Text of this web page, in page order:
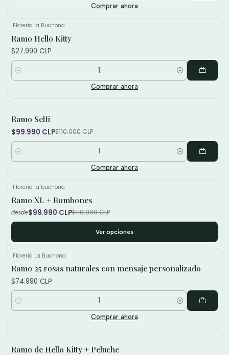
Comprar ahora
|Florería la Buchona
Ramo Hello Kitty
$27.990 CLP
Cantidad
Comprar ahora
-9%
|
Ramo Selfi
$99.990 CLP$110.000 CLP
Cantidad
Comprar ahora
-9%
|Floreria la buchona
Ramo XL + Bombones
desde$99.990 CLP$110.000 CLP
Ver opciones
|Floreria La Buchona
Ramo 25 rosas naturales con mensaje personalizado
$74.990 CLP
Cantidad
Comprar ahora
-16%
|
Ramo de Hello Kitty + Peluche